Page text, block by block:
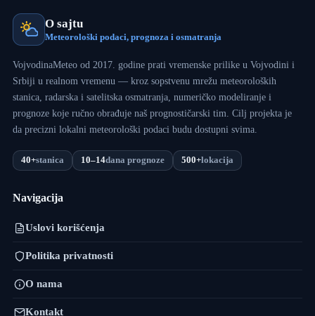
O sajtu
Meteorološki podaci, prognoza i osmatranja
VojvodinaMeteo od 2017. godine prati vremenske prilike u Vojvodini i
Srbiji u realnom vremenu — kroz sopstvenu mrežu meteoroloških
stanica, radarska i satelitska osmatranja, numeričko modeliranje i
prognoze koje ručno obrađuje naš prognostičarski tim. Cilj projekta je
da precizni lokalni meteorološki podaci budu dostupni svima.
40+stanica 10–14dana prognoze 500+lokacija
Navigacija
Uslovi korišćenja
Politika privatnosti
O nama
Kontakt